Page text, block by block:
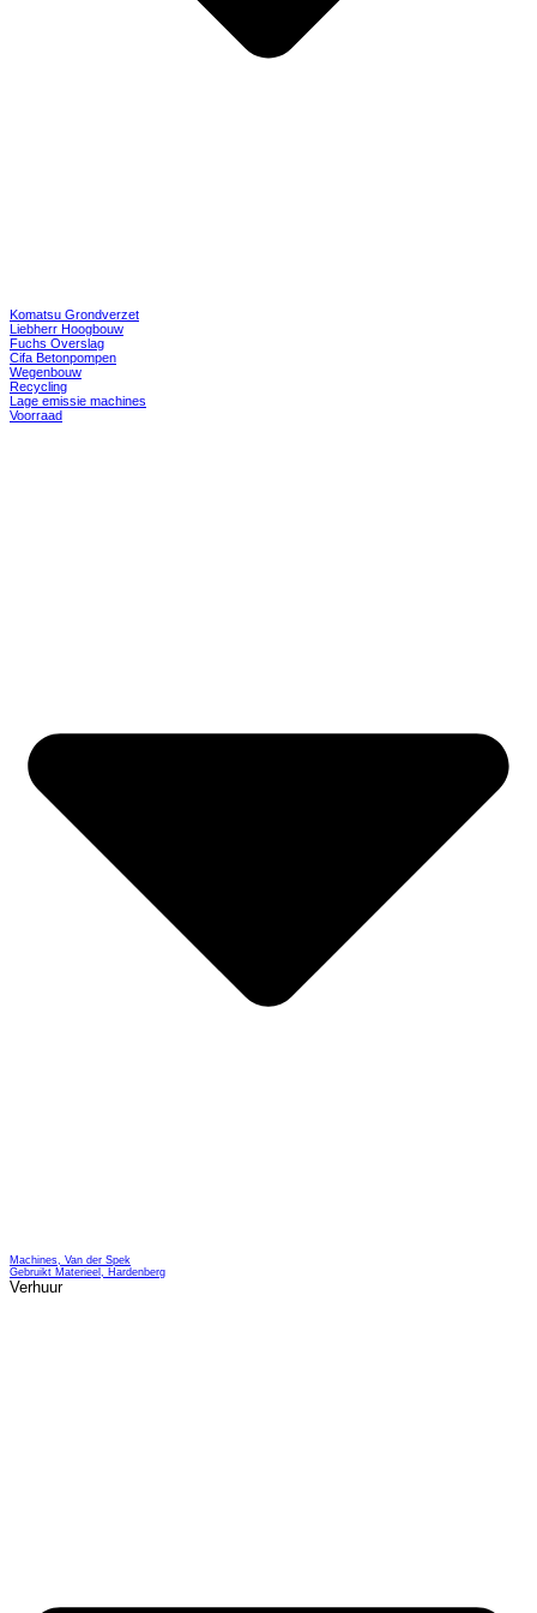
Komatsu Grondverzet
Liebherr Hoogbouw
Fuchs Overslag
Cifa Betonpompen
Wegenbouw
Recycling
Lage emissie machines
Voorraad
Machines, Van der Spek
Gebruikt Materieel, Hardenberg
Verhuur